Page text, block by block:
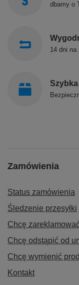
dbamy o
14 dni na
Szybka
Zamówienia
Status zamówienia
Śledzenie przesyłki
Chcę
Chcę odstąpić od
Chcę wymienić
Kontakt